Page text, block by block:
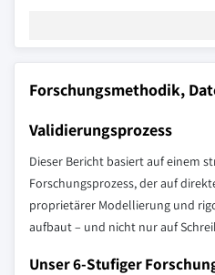
Forschungsmethodik,
Validierungsprozess
Dieser Bericht basiert auf einem
Forschungsprozess, der auf
proprietärer Modellierung und
aufbaut – und nicht nur auf
Unser 6-Stufiger